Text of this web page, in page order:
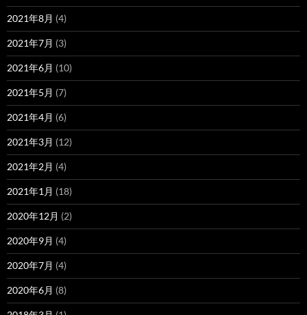
2021年8月 (4)
2021年7月 (3)
2021年6月 (10)
2021年5月 (7)
2021年4月 (6)
2021年3月 (12)
2021年2月 (4)
2021年1月 (18)
2020年12月 (2)
2020年9月 (4)
2020年7月 (4)
2020年6月 (8)